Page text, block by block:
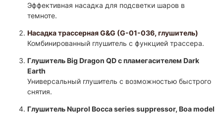
Эффективная насадка для подсветки шаров в
темноте.​
Насадка трассерная G&G (G-01-036, глушитель)
Комбинированный глушитель с функцией трассера.​
Глушитель Big Dragon QD с пламегасителем Dark
Earth
Универсальный глушитель с возможностью быстрого
снятия.​
Глушитель Nuprol Bocca series suppressor, Boa model